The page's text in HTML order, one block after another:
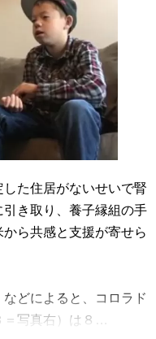
た住居がないせいで腎
き取り、養子縁組の手
ら共感と支援が寄せら
どによると、コロラド
写真右）は８…